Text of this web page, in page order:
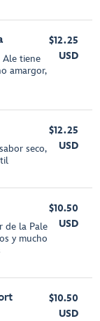
Ale tiene
amargor,
$12.25
USD
seco,
$12.25
USD
de la Pale
y mucho
$10.50
USD
$10.50
USD